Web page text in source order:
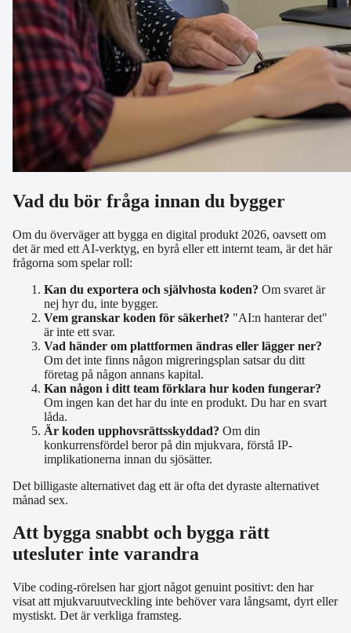
Vad du bör fråga innan du bygger
Om du överväger att bygga en digital produkt 2026, oavsett om
det är med ett AI-verktyg, en byrå eller ett internt team, är det här
frågorna som spelar roll:
Kan du exportera och självhosta koden? Om svaret är
nej hyr du, inte bygger.
Vem granskar koden för säkerhet? "AI:n hanterar det"
är inte ett svar.
Vad händer om plattformen ändras eller lägger ner?
Om det inte finns någon migreringsplan satsar du ditt
företag på någon annans kapital.
Kan någon i ditt team förklara hur koden fungerar?
Om ingen kan det har du inte en produkt. Du har en svart
låda.
Är koden upphovsrättsskyddad? Om din
konkurrensfördel beror på din mjukvara, förstå IP-
implikationerna innan du sjösätter.
Det billigaste alternativet dag ett är ofta det dyraste alternativet
månad sex.
Att bygga snabbt och bygga rätt
utesluter inte varandra
Vibe coding-rörelsen har gjort något genuint positivt: den har
visat att mjukvaruutveckling inte behöver vara långsamt, dyrt eller
mystiskt. Det är verkliga framsteg.